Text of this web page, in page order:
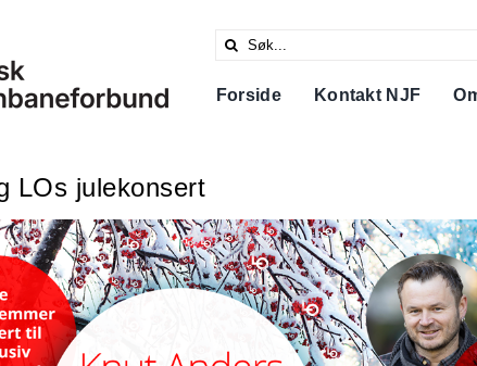
Search
Forside
Kontakt NJF
LOs julekonsert